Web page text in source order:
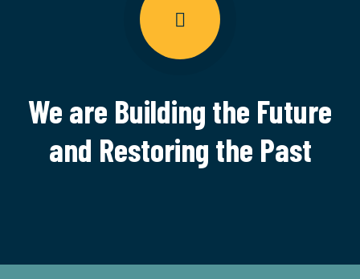
We are Building the Future
and Restoring the Past